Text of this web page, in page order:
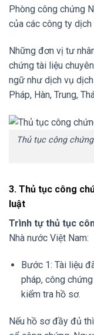
Phòng công chứng
của các công ty dịch
Những đơn vị tư
chứng tài liệu
ngữ như dịch vụ
Pháp, Hàn, Trung,
Thủ tục công
3. Thủ tục công
luật
Trình tự thủ tục
Nhà nước Việt Nam:
Bước 1: Tài liệu
pháp, công
kiểm tra hồ sơ.
Nếu hồ sơ đầy đủ